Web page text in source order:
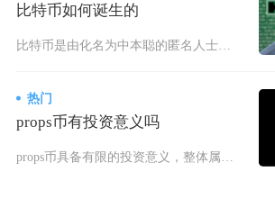
比特币如何诞生的
比特币是由化名为中本聪的匿名人士或团队，在2008年全球金融危机的时代背景下，融合密码学、
热门
props币有投资意义吗
props币具备有限的投资意义，整体属于高风险、低流动性的小众题材币种，仅适合极小比例配置